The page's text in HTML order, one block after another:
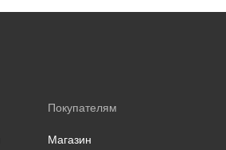
Покупателям
Магазин